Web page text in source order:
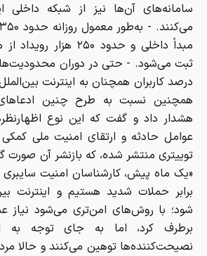
سامانه‌های آن‌ها نیز از شبکه داخلی
مبداً داخلی و حدود ۲۵۰
درصد کاربران همچنان به اینترنت
همچنین نسبت به طرح چنین
هشدار داد و گفت که این نوع
عوامل حادثه و ارتقای امنیت ملی
توییتری منتشر شده، که بازنشر آن صورت
«یک ماه پیش، کارشناسان امنیت
برابر حملات شدید هستیم و اینترنت
شود؛ با روش‌های امن‌تری می‌شود نیاز
برطرف کرد، اما به جای توجه به
نصیحت‌کننده‌ها توهین می‌کنند و حالا